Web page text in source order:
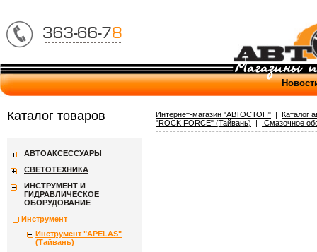
Интернет-магазин "АВТОСТОП" | Каталог
"ROCK FORCE" (Тайвань) | Смазочное
Каталог товаров
АВТОАКСЕССУАРЫ
СВЕТОТЕХНИКА
ИНСТРУМЕНТ И
ГИДРАВЛИЧЕСКОЕ
ОБОРУДОВАНИЕ
Инструмент
Инструмент "APELAS"
(Тайвань)